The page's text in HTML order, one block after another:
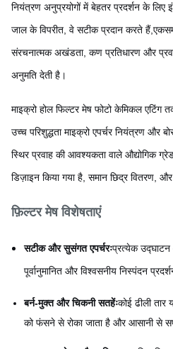
नियंत्रण अनुप्रयोगों में बेहतर प्रदर्शन के लिए
जाल के विपरीत, वे सटीक प्रदान करते
संरचनात्मक अखंडता, कण प्रतिधारण और
अनुमति देती है।
माइक्रो होल फिल्टर मेष फोटो केमिकल एटिंग
उच्च परिशुद्धता माइक्रो एपर्चर नियंत्रण और
स्थिर प्रवाह की आवश्यकता वाले औद्योगिक
डिज़ाइन किया गया है, समान छिद्र वितरण,
फ़िल्टर मेष विशेषताएं
सटीक और सुसंगत एपर्चरःप्रत्येक
पूर्वानुमानित और विश्वसनीय निस्पंदन
बर्न-मुक्त और चिकनी सतहेंःकोई ढीली तार
को फंसने से रोका जाता है और आसानी से